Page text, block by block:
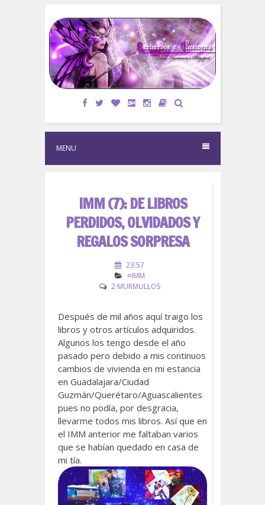
p
o
t
MENU
IMM (7): DE LIBROS
PERDIDOS, OLVIDADOS Y
REGALOS SORPRESA
23:57
¤IMM
2 MURMULLOS
Después de mil años aquí traigo los
libros y otros artículos adquiridos.
Algunos los tengo desde el año
pasado pero debido a mis continuos
cambios de vivienda en mi estancia
en Guadalajara/Ciudad
Guzmán/Querétaro/Aguascalientes
pues no podía, por desgracia,
llevarme todos mis libros. Así que en
el IMM anterior me faltaban varios
que se habían quedado en casa de
mi tía.